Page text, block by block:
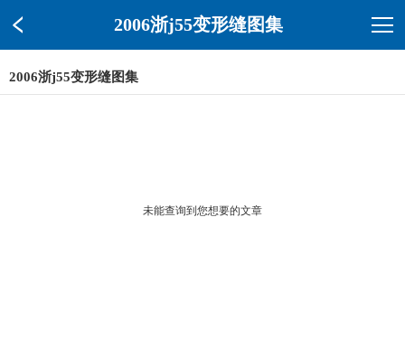
2006浙j55变形缝图集
2006浙j55变形缝图集
未能查询到您想要的文章